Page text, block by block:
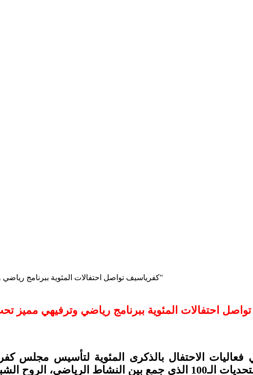
كفرياسيف تواصل احتفالات المئوية ببرنامج رياضي وترفيهي مميز تحت عنوان "جيل يكبر على درب مئة عام"
فعاليات الاحتفال بالذكرى المئوية لتأسيس مجلس